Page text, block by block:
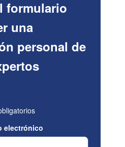
formulario
una
personal de
electrónico